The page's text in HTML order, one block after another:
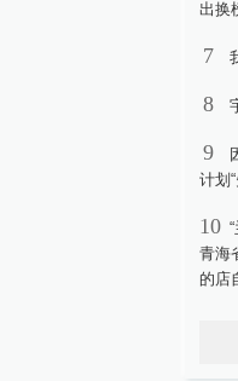
出换
7
8
9
计划
10
青海
的店